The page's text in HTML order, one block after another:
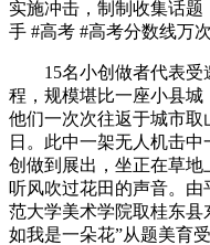
实施冲击，制制收集话
手 #高考 #高考分数线万
15名小创做者代表受
程，规模堪比一座小县城
他们一次次往返于城市取
日。此中一架无人机击
创做到展出，坐正在草
听风吹过花田的声音。
范大学美术学院取桂东县
如我是一朵花”从题美育